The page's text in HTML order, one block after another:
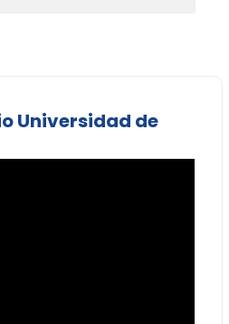
Universidad de